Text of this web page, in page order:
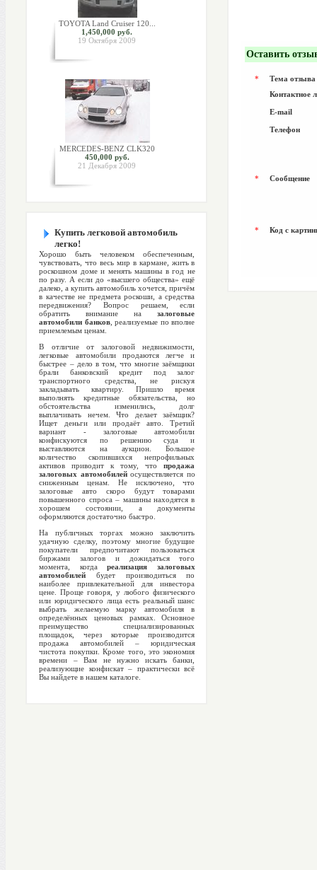
TOYOTA Land Cruiser 120...
1,450,000 руб.
19 Октября 2009
MERCEDES-BENZ CLK320
450,000 руб.
21 Декабря 2009
Купить легковой автомобиль
легко!
Хорошо быть человеком обеспеченным,
чувствовать, что весь мир в кармане, жить в
роскошном доме и менять машины в год не
по разу. А если до «высшего общества» ещё
далеко, а купить автомобиль хочется, причём
в качестве не предмета роскоши, а средства
передвижения? Вопрос решаем, если
обратить внимание назалоговые
автомобили банков , реализуемые по вполне
приемлемым ценам.
В отличие от залоговой недвижимости,
легковые автомобили продаются легче и
быстрее – дело в том, что многие заёмщики
брали банковский кредит под залог
транспортного средства, не рискуя
закладывать квартиру. Пришло время
выполнять кредитные обязательства, но
обстоятельства изменились, долг
выплачивать нечем. Что делает заёмщик?
Ищет деньги или продаёт авто. Третий
вариант - залоговые автомобили
конфискуются по решению суда и
выставляются на аукцион. Большое
количество скопившихся непрофильных
активов приводит к тому, чтопродажа
залоговых автомобилейосуществляется по
сниженным ценам. Не исключено, что
залоговые авто скоро будут товарами
повышенного спроса – машины находятся в
хорошем состоянии, а документы
оформляются достаточно быстро.
На публичных торгах можно заключить
удачную сделку, поэтому многие будущие
покупатели предпочитают пользоваться
биржами залогов и дожидаться того
момента, когдареализация залоговых
автомобилей будет производиться по
наиболее привлекательной для инвестора
цене. Проще говоря, у любого физического
или юридического лица есть реальный шанс
выбрать желаемую марку автомобиля в
определённых ценовых рамках. Основное
преимущество специализированных
площадок, через которые производится
продажа автомобилей – юридическая
чистота покупки. Кроме того, это экономия
времени – Вам не нужно искать банки,
реализующие конфискат – практически всё
Вы найдете в нашем каталоге.
Оставить
*
Тема отзыва
Контактное
E-mail
Телефон
* Сообщение
* Код с